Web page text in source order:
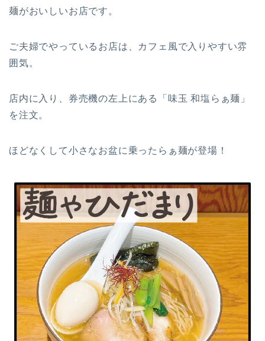
麺がおいしいお店です。
ご夫婦でやっているお店は、カフェ風で入りやすい雰
囲気。
店内に入り、券売機の左上にある「味玉 和塩らぁ麺」
を注文。
ほどなくして小さなお盆に乗ったらぁ麺が登場！